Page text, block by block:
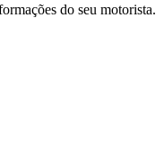
do seu motorista.